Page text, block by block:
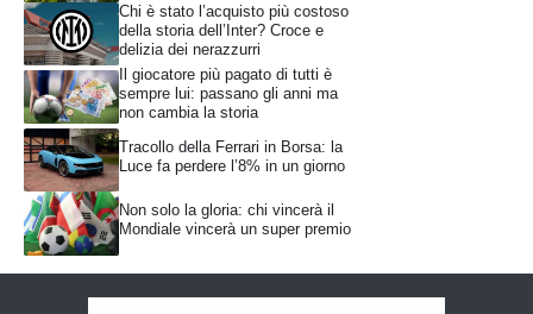
Chi è stato l’acquisto più costoso
della storia dell’Inter? Croce e
delizia dei nerazzurri
Il giocatore più pagato di tutti è
sempre lui: passano gli anni ma
non cambia la storia
Tracollo della Ferrari in Borsa: la
Luce fa perdere l’8% in un giorno
Non solo la gloria: chi vincerà il
Mondiale vincerà un super premio